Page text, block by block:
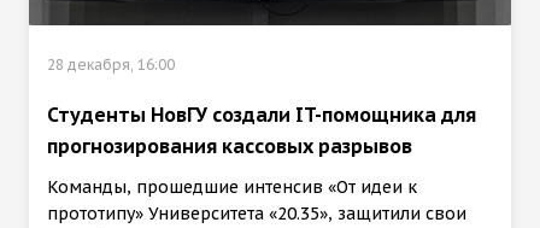
28 декабря, 16:00
Студенты НовГУ создали IT-помощника для
прогнозирования кассовых разрывов
Команды, прошедшие интенсив «От идеи к
прототипу» Университета «20.35», защитили свои